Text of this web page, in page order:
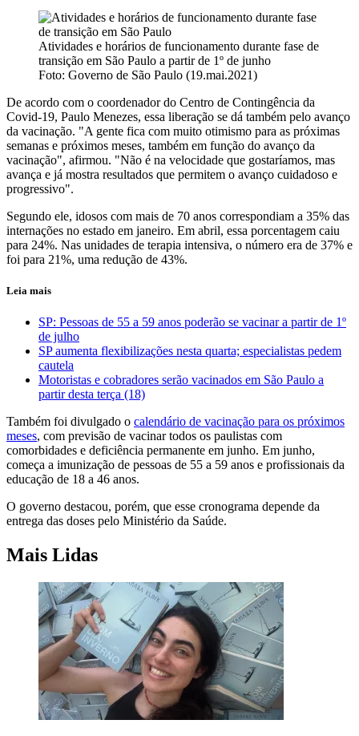
Atividades e horários de funcionamento durante fase de
transição em São Paulo a partir de 1º de junho
Foto: Governo de São Paulo (19.mai.2021)
De acordo com o coordenador do Centro de Contingência da
Covid-19, Paulo Menezes, essa liberação se dá também pelo avanço
da vacinação. "A gente fica com muito otimismo para as próximas
semanas e próximos meses, também em função do avanço da
vacinação", afirmou. "Não é na velocidade que gostaríamos, mas
avança e já mostra resultados que permitem o avanço cuidadoso e
progressivo".
Segundo ele, idosos com mais de 70 anos correspondiam a 35% das
internações no estado em janeiro. Em abril, essa porcentagem caiu
para 24%. Nas unidades de terapia intensiva, o número era de 37% e
foi para 21%, uma redução de 43%.
Leia mais
SP: Pessoas de 55 a 59 anos poderão se vacinar a partir de 1º
de julho
SP aumenta flexibilizações nesta quarta; especialistas pedem
cautela
Motoristas e cobradores serão vacinados em São Paulo a
partir desta terça (18)
Também foi divulgado o calendário de vacinação para os próximos
meses, com previsão de vacinar todos os paulistas com
comorbidades e deficiência permanente em junho. Em junho,
começa a imunização de pessoas de 55 a 59 anos e profissionais da
educação de 18 a 46 anos.
O governo destacou, porém, que esse cronograma depende da
entrega das doses pelo Ministério da Saúde.
Mais Lidas